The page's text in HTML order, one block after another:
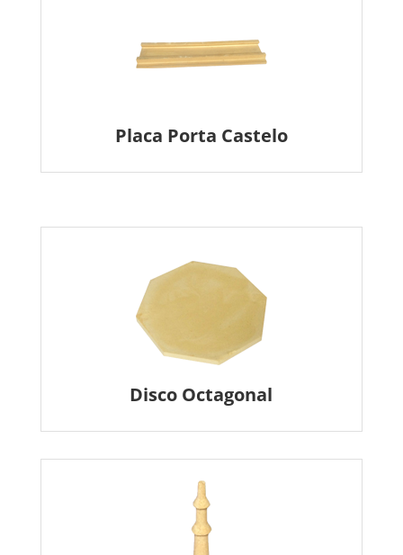
Placa Porta Castelo
Disco Octagonal